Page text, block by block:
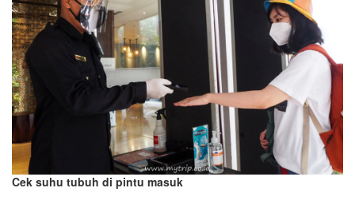
Cek suhu tubuh di pintu masuk